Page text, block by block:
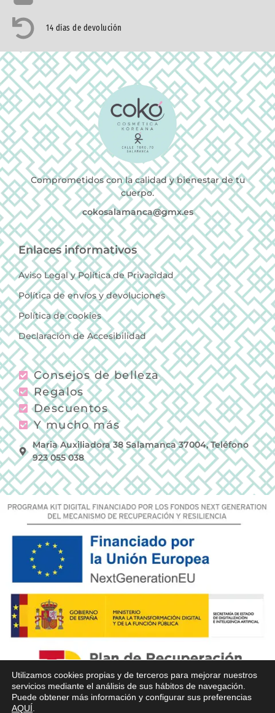
14 días de devolución
Comprometidos con la calidad y bienestar de tu
cuerpo.
cokosalamanca@gmx.es
Enlaces informativos
Aviso Legal y Política de Privacidad
Política de envíos y devoluciones
Política de cookies
Declaración de Accesibilidad
Consejos de belleza
Regalos
Descuentos
Y mucho más
Maria Auxiliadora 38 Salamanca 37004, Teléfono
923 055 038
Utilizamos cookies propias y de terceros para mejorar nuestros
servicios mediante el análisis de sus hábitos de navegación.
Puede obtener más información y configurar sus preferencias
AQUÍ